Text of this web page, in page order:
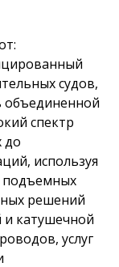
судов,
спектр
до
используя
подъемных
решений
и катушечной
услуг